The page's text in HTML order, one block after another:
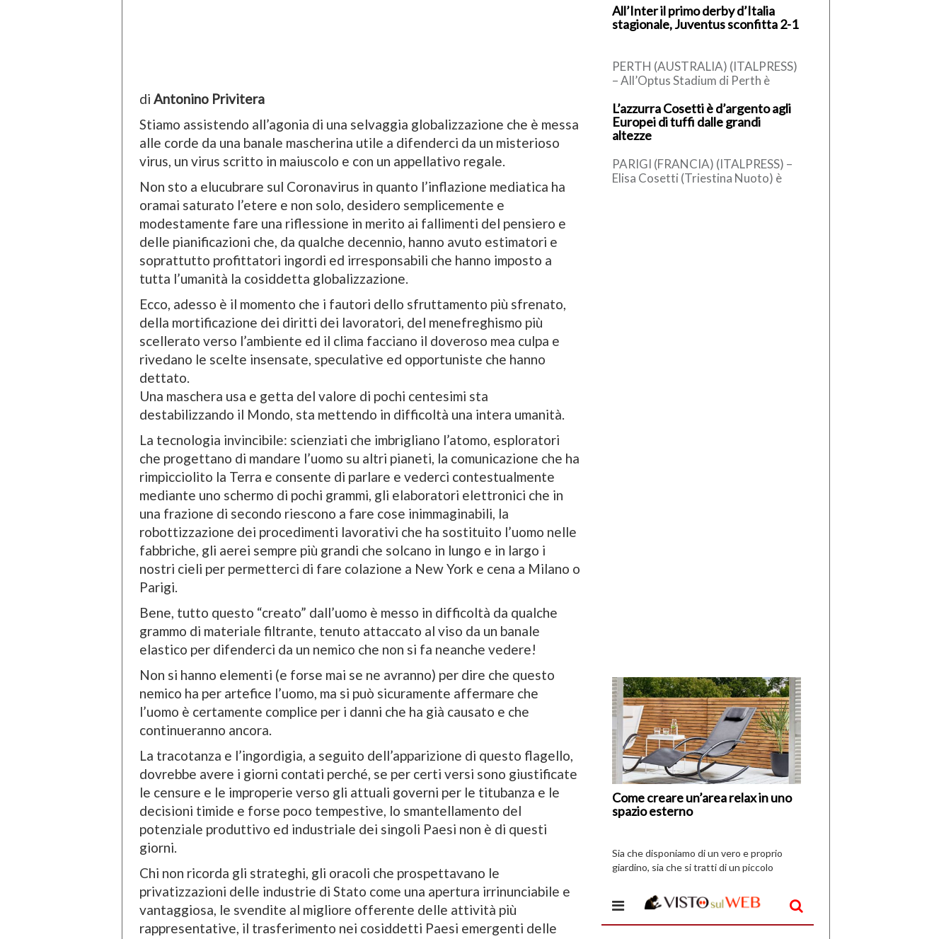
di Antonino Privitera
Stiamo assistendo all’agonia di una selvaggia globalizzazione che è messa
alle corde da una banale mascherina utile a difenderci da un misterioso
virus, un virus scritto in maiuscolo e con un appellativo regale.
Non sto a elucubrare sul Coronavirus in quanto l’inflazione mediatica ha
oramai saturato l’etere e non solo, desidero semplicemente e
modestamente fare una riflessione in merito ai fallimenti del pensiero e
delle pianificazioni che, da qualche decennio, hanno avuto estimatori e
soprattutto profittatori ingordi ed irresponsabili che hanno imposto a
tutta l’umanità la cosiddetta globalizzazione.
Ecco, adesso è il momento che i fautori dello sfruttamento più sfrenato,
della mortificazione dei diritti dei lavoratori, del menefreghismo più
scellerato verso l’ambiente ed il clima facciano il doveroso mea culpa e
rivedano le scelte insensate, speculative ed opportuniste che hanno
dettato.
Una maschera usa e getta del valore di pochi centesimi sta
destabilizzando il Mondo, sta mettendo in difficoltà una intera umanità.
La tecnologia invincibile: scienziati che imbrigliano l’atomo, esploratori
che progettano di mandare l’uomo su altri pianeti, la comunicazione che ha
rimpicciolito la Terra e consente di parlare e vederci contestualmente
mediante uno schermo di pochi grammi, gli elaboratori elettronici che in
una frazione di secondo riescono a fare cose inimmaginabili, la
robottizzazione dei procedimenti lavorativi che ha sostituito l’uomo nelle
fabbriche, gli aerei sempre più grandi che solcano in lungo e in largo i
nostri cieli per permetterci di fare colazione a New York e cena a Milano o
Parigi.
Bene, tutto questo “creato” dall’uomo è messo in difficoltà da qualche
grammo di materiale filtrante, tenuto attaccato al viso da un banale
elastico per difenderci da un nemico che non si fa neanche vedere!
Non si hanno elementi (e forse mai se ne avranno) per dire che questo
nemico ha per artefice l’uomo, ma si può sicuramente affermare che
l’uomo è certamente complice per i danni che ha già causato e che
continueranno ancora.
La tracotanza e l’ingordigia, a seguito dell’apparizione di questo flagello,
dovrebbe avere i giorni contati perché, se per certi versi sono giustificate
le censure e le improperie verso gli attuali governi per le titubanza e le
decisioni timide e forse poco tempestive, lo smantellamento del
potenziale produttivo ed industriale dei singoli Paesi non è di questi
giorni.
Chi non ricorda gli strateghi, gli oracoli che prospettavano le
privatizzazioni delle industrie di Stato come una apertura irrinunciabile e
vantaggiosa, le svendite al migliore offerente delle attività più
rappresentative, il trasferimento nei cosiddetti Paesi emergenti delle
All’Inter il primo derby d’Italia
stagionale, Juventus sconfitta 2-1
PERTH (AUSTRALIA) (ITALPRESS)
– All’Optus Stadium di Perth è
d’Italia della stagione.
Nell’amichevole australiana […]
L’azzurra Cosetti è d’argento agli
Europei di tuffi dalle grandi
altezze
PARIGI (FRANCIA) (ITALPRESS) –
Elisa Cosetti (Triestina Nuoto) è
Come creare un’area relax in uno
spazio esterno
di
I
Vespri
Sia che disponiamo di un vero e proprio
giardino, sia che si tratti di un piccolo